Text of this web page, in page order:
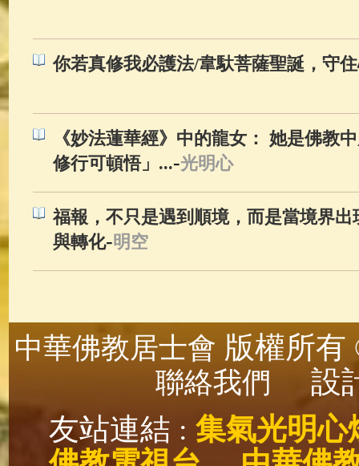
你若真修我必護法/韋馱菩薩聖誕，守
《妙法蓮華經》中的龍女： 她是佛教
修行可頓悟」...-光明心
福報，不只是遇到順境，而是當境界
與轉化-明空
中華佛教居士會 版權所
聯絡我們
設
友站連結 : 集氣光明心